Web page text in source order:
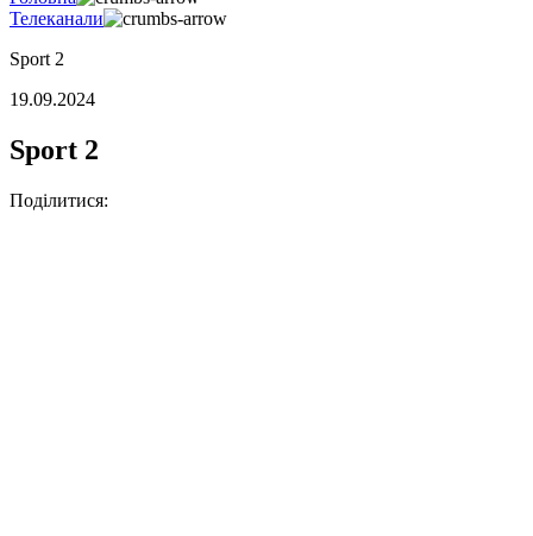
Телеканали
Sport 2
19.09.2024
Sport 2
Поділитися: